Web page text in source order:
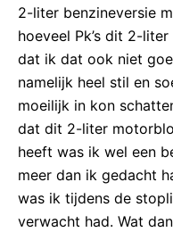
2-liter benzineversie
hoeveel Pk’s dit 2-
dat ik dat ook niet
namelijk heel stil en
moeilijk in kon
dat dit 2-liter
heeft was ik wel een
meer dan ik gedacht
was ik tijdens de
verwacht had. Wat